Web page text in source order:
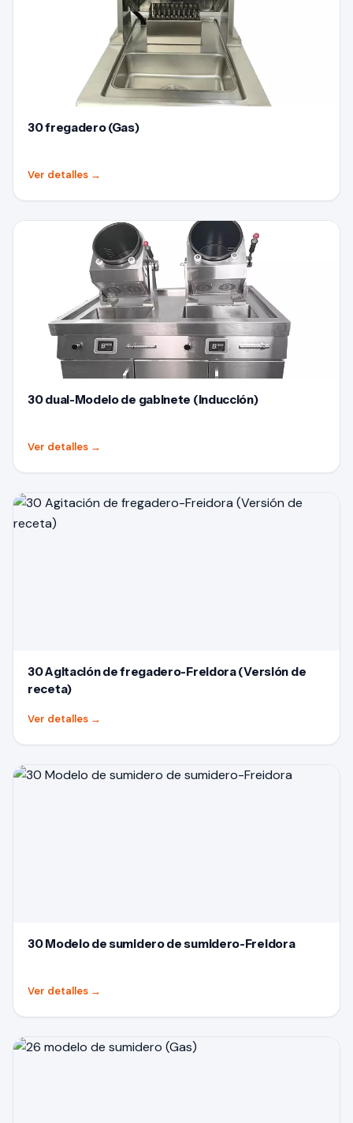
30 fregadero (Gas)
Ver detalles →
30 dual-Modelo de gabinete (Inducción)
Ver detalles →
30 Agitación de fregadero-Freidora (Versión de
receta)
Ver detalles →
30 Modelo de sumidero de sumidero-Freidora
Ver detalles →